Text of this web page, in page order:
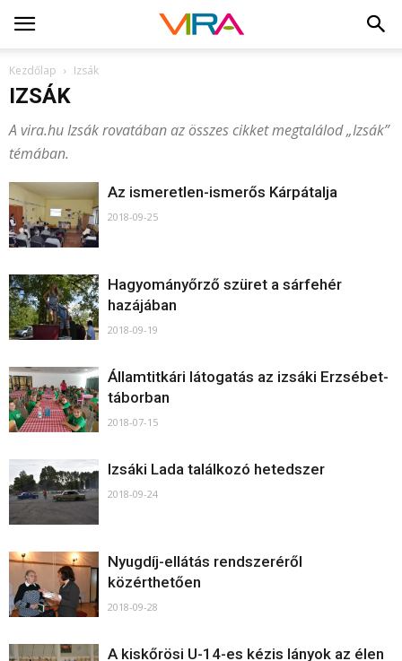
Kezdőlap Izsák
IZSÁK
A vira.hu Izsák rovatában az összes cikket megtalálod „Izsák”
témában.
Az ismeretlen-ismerős Kárpátalja
2018-09-25
Hagyományőrző szüret a sárfehér
hazájában
2018-09-19
Államtitkári látogatás az izsáki Erzsébet-
táborban
2018-07-15
Izsáki Lada találkozó hetedszer
2018-09-24
Nyugdíj-ellátás rendszeréről
közérthetően
2018-09-28
A kiskőrösi U-14-es kézis lányok az élen